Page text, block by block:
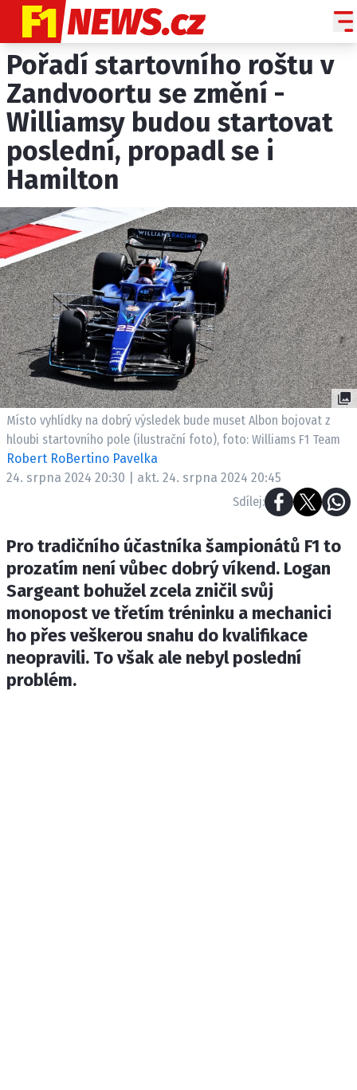
NOVINKY
PADDOCK LINE
TECHNIKA
HISTORIE GP
PROFILY TÝMŮ
ROZHOVORY
OSTATNÍ
SLEDUJTE NÁS NA|
ETICKÝ KODEX
KONTAKT
VYDAVATEL
INZERCE
OSOBNÍ ÚDAJE / COOKIES
Provozovatelem serveru F1NEWS.cz je
INCORP MEDIA GROUP s.r.o., IČ: 118 23 054
Pořadí startovního roštu v
Zandvoortu se změní -
Williamsy budou startovat
poslední, propadl se i
Hamilton
Místo vyhlídky na dobrý výsledek bude muset Albon bojovat z
hloubi startovního pole (ilustrační foto), foto: Williams F1 Team
Robert RoBertino Pavelka
24. srpna 2024 20:30 | akt. 24. srpna 2024 20:45
Sdílej:
Pro tradičního účastníka šampionátů F1 to
prozatím není vůbec dobrý víkend. Logan
Sargeant bohužel zcela zničil svůj
monopost ve třetím tréninku a mechanici
ho přes veškerou snahu do kvalifikace
neopravili. To však ale nebyl poslední
problém.